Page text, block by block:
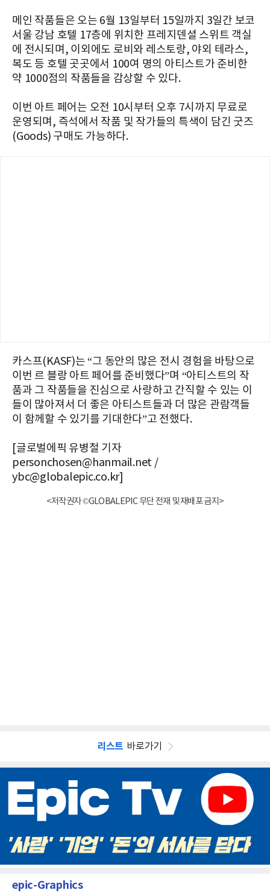
메인 작품들은 오는 6월 13일부터 15일까지 3일간 보코
서울 강남 호텔 17층에 위치한 프레지덴셜 스위트 객실
에 전시되며, 이외에도 로비와 레스토랑, 야외 테라스,
복도 등 호텔 곳곳에서 100여 명의 아티스트가 준비한
약 1000점의 작품들을 감상할 수 있다.
이번 아트 페어는 오전 10시부터 오후 7시까지 무료로
운영되며, 즉석에서 작품 및 작가들의 특색이 담긴 굿즈
(Goods) 구매도 가능하다.
카스프(KASF)는 “그 동안의 많은 전시 경험을 바탕으로
이번 르 블랑 아트 페어를 준비했다”며 “아티스트의 작
품과 그 작품들을 진심으로 사랑하고 간직할 수 있는 이
들이 많아져서 더 좋은 아티스트들과 더 많은 관람객들
이 함께할 수 있기를 기대한다”고 전했다.
[글로벌에픽 유병철 기자
personchosen@hanmail.net /
ybc@globalepic.co.kr]
<저작권자 ©GLOBALEPIC 무단 전재 및 재배포 금지>
리스트 바로가기
epic-Graphics